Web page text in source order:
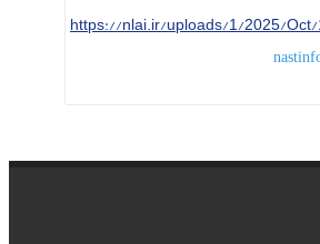
https://nlai.ir/uploads/1/2025/